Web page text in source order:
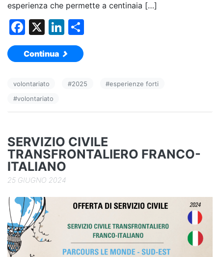
esperienza che permette a centinaia […]
F
a
c
b
o
k
X
Li
n
k
dI vi
Continua
volontariato #2025 #esperienze forti
#volontariato
SERVIZIO CIVILE
TRANSFRONTALIERO FRANCO-
ITALIANO
25 GIUGNO 2024